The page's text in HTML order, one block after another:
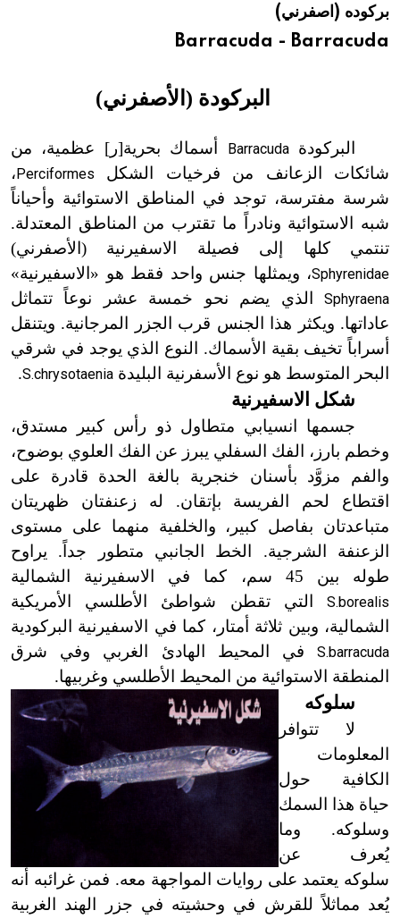
هيئة الموسوعة العربية تطلق موسوعات جديدة في عام 2026بركوده (اصفرني)
Barracuda - Barracuda
البركودة (الأصفرني)
البركودةBarracuda
أسماك بحرية[ر] عظمية، من
شائكات الزعانف من فرخيات الشكل
Perciformes ،
شرسة مفترسة، توجد في المناطق الاستوائية وأحياناً
شبه الاستوائية ونادراً ما تقترب من المناطق المعتدلة.
تنتمي كلها إلى فصيلة الاسفيرنية (الأصفرني)
Sphyrenidae، ويمثلها جنس واحد فقط هو «الاسفيرنية»
Sphyraena الذي يضم نحو خمسة عشر نوعاً تتماثل
عاداتها. ويكثر هذا الجنس قرب الجزر المرجانية. ويتنقل
أسراباً تخيف بقية الأسماك. النوع الذي يوجد في شرقي
البحر المتوسط هو نوع الأسفرنية البليدة S.chrysotaenia
.
شكل الاسفيرنية
جسمها انسيابي متطاول ذو رأس كبير مستدق،
وخطم بارز، الفك السفلي يبرز عن الفك العلوي بوضوح،
والفم مزوَّد بأسنان خنجرية بالغة الحدة قادرة على
اقتطاع لحم الفريسة بإتقان. له زعنفتان ظهريتان
متباعدتان بفاصل كبير، والخلفية منهما على مستوى
الزعنفة الشرجية. الخط الجانبي متطور جداً. يراوح
طوله بين 45 سم، كما في الاسفيرنية الشمالية
S.borealis التي تقطن شواطئ الأطلسي الأمريكية
الشمالية، وبين ثلاثة أمتار، كما في الاسفيرنية البركودية
S.barracuda في المحيط الهادئ الغربي وفي شرق
المنطقة الاستوائية من المحيط الأطلسي وغربيها.
سلوكه
لا تتوافر
المعلومات
الكافية حول
حياة هذا السمك
وسلوكه. وما
يُعرف عن
سلوكه يعتمد على روايات المواجهة معه. فمن غرائبه أنه
يُعد مماثلاً للقرش في وحشيته في جزر الهند الغربية